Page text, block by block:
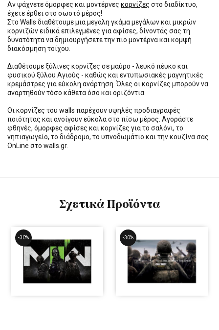
Αν ψάχνετε όμορφες και μοντέρνες κορνίζες στο διαδίκτυο,
έχετε έρθει στο σωστό μέρος!
Στο Walls διαθέτουμε μια μεγάλη γκάμα μεγάλων και μικρών
κορνιζών ειδικά επιλεγμένες για αφίσες, δίνοντάς σας τη
δυνατότητα να δημιουργήσετε την πιο μοντέρνα και κομψή
διακόσμηση τοίχου.
Διαθέτουμε ξύλινες κορνίζες σε μαύρο - λευκό πέυκο και
φυσικού ξύλου Αγιούς - καθώς και εντυπωσιακές μαγνητικές
κρεμάστρες για εύκολη ανάρτηση. Όλες οι κορνίζες μπορούν να
αναρτηθούν τόσο κάθετα όσο και οριζόντια.
Οι κορνίζες του walls παρέχουν υψηλές προδιαγραφές
ποιότητας και ανοίγουν εύκολα στο πίσω μέρος. Αγοράστε
φθηνές, όμορφες αφίσες και κορνίζες για το σαλόνι, το
νηπιαγωγείο, το διάδρομο, το υπνοδωμάτιο και την κουζίνα σας
OnLine στο walls.gr.
Σχετικά Προϊόντα
-30% -30%